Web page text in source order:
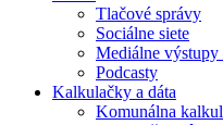
Tlačové správy
Sociálne siete
Mediálne výstupy
Podcasty
Kalkulačky a dáta
Komunálna